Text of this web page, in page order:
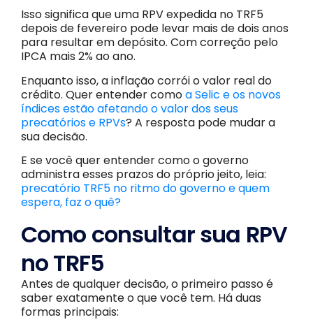
Isso significa que uma RPV expedida no TRF5
depois de fevereiro pode levar mais de dois anos
para resultar em depósito. Com correção pelo
IPCA mais 2% ao ano.
Enquanto isso, a inflação corrói o valor real do
crédito. Quer entender comoa Selic e os novos
índices estão afetando o valor dos seus
precatórios e RPVs? A resposta pode mudar a
sua decisão.
E se você quer entender como o governo
administra esses prazos do próprio jeito, leia:
precatório TRF5 no ritmo do governo e quem
espera, faz o quê?
Como consultar sua RPV
no TRF5
Antes de qualquer decisão, o primeiro passo é
saber exatamente o que você tem. Há duas
formas principais: